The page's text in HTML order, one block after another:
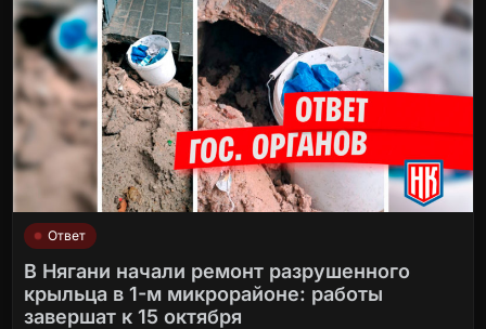
Ответ
В Нягани начали ремонт разрушенного
крыльца в 1-м микрорайоне: работы
завершат к 15 октября